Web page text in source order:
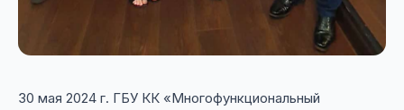
30 мая 2024 г. ГБУ КК «Многофункциональный